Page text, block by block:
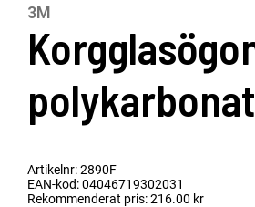
3M
polykarbonat
Artikelnr: 2890F
EAN-kod: 04046719302031
Rekommenderat pris: 216.00 kr